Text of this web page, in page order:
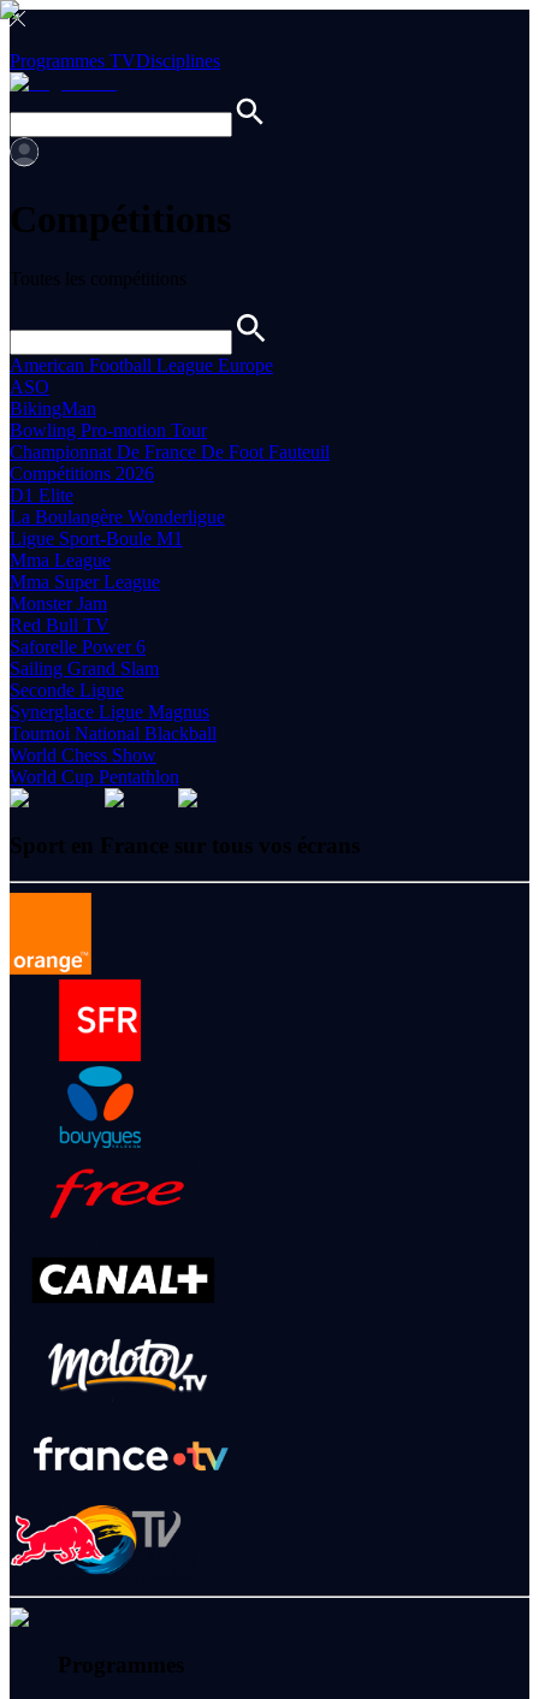
Programmes TVDisciplines
Compétitions
Toutes les compétitions
American Football League Europe
ASO
BikingMan
Bowling Pro-motion Tour
Championnat De France De Foot Fauteuil
Compétitions 2026
D1 Elite
La Boulangère Wonderligue
Ligue Sport-Boule M1
Mma League
Mma Super League
Monster Jam
Red Bull TV
Saforelle Power 6
Sailing Grand Slam
Seconde Ligue
Synerglace Ligue Magnus
Tournoi National Blackball
World Chess Show
World Cup Pentathlon
Sport en France sur tous vos écrans
Programmes